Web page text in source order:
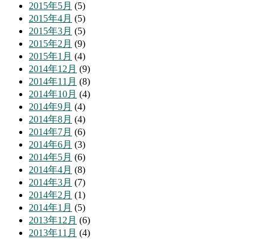
2015年5月 (5)
2015年4月 (5)
2015年3月 (5)
2015年2月 (9)
2015年1月 (4)
2014年12月 (9)
2014年11月 (8)
2014年10月 (4)
2014年9月 (4)
2014年8月 (4)
2014年7月 (6)
2014年6月 (3)
2014年5月 (6)
2014年4月 (8)
2014年3月 (7)
2014年2月 (1)
2014年1月 (5)
2013年12月 (6)
2013年11月 (4)